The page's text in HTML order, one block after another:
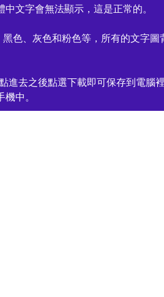
文字會無法顯示，這是正常的。
色、灰色和粉色等，所有的文字圖
進去之後點選下載即可保存到電腦
中。